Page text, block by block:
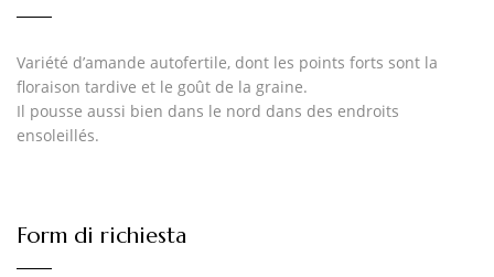
Variété d’amande autofertile, dont les points forts sont la
floraison tardive et le goût de la graine.
Il pousse aussi bien dans le nord dans des endroits
ensoleillés.
Form di richiesta